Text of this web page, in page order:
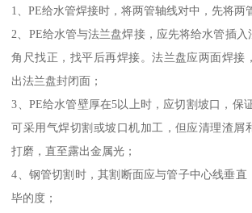
1、PE给水管焊接时，将两管轴线对中，先将两
2、PE给水管与法兰盘焊接，应先将给水管插入
角尺找正，找平后再焊接。法兰盘应两面焊接
出法兰盘封闭面；
3、PE给水管壁厚在5以上时，应切割坡口，保
可采用气焊切割或坡口机加工，但应清理渣屑
打磨，直至露出金属光；
4、钢管切割时，其割断面应与管子中心线垂直
毕的度；